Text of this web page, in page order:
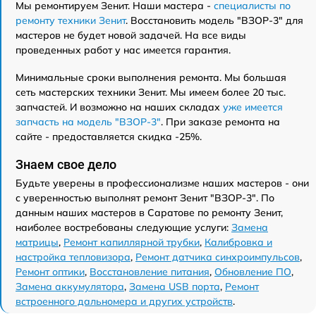
Мы ремонтируем Зенит. Наши мастера - специалисты по
ремонту техники Зенит. Восстановить модель "ВЗОР-3" для
мастеров не будет новой задачей. На все виды
проведенных работ у нас имеется гарантия.
Минимальные сроки выполнения ремонта. Мы большая
сеть мастерских техники Зенит. Мы имеем более 20 тыс.
запчастей. И возможно на наших складах уже имеется
запчасть на модель "ВЗОР-3". При заказе ремонта на
сайте - предоставляется скидка -25%.
Знаем свое дело
Будьте уверены в профессионализме наших мастеров - они
с уверенностью выполнят ремонт Зенит "ВЗОР-3". По
данным наших мастеров в Саратове по ремонту Зенит,
наиболее востребованы следующие услуги: Замена
матрицы, Ремонт капиллярной трубки, Калибровка и
настройка тепловизора, Ремонт датчика синхроимпульсов,
Ремонт оптики, Восстановление питания, Обновление ПО,
Замена аккумулятора, Замена USB порта, Ремонт
встроенного дальномера и других устройств.